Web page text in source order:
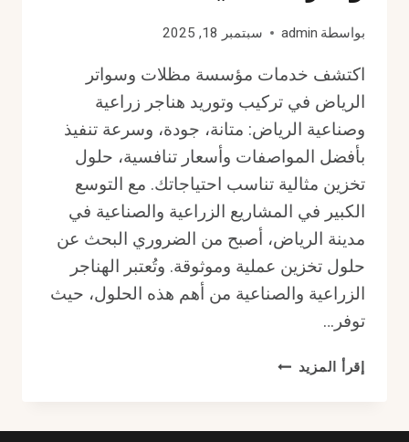
بواسطة admin سبتمبر 18, 2025
اكتشف خدمات مؤسسة مظلات وسواتر
الرياض في تركيب وتوريد هناجر زراعية
وصناعية الرياض: متانة، جودة، وسرعة تنفيذ
بأفضل المواصفات وأسعار تنافسية، حلول
تخزين مثالية تناسب احتياجاتك. مع التوسع
الكبير في المشاريع الزراعية والصناعية في
مدينة الرياض، أصبح من الضروري البحث عن
حلول تخزين عملية وموثوقة. وتُعتبر الهناجر
الزراعية والصناعية من أهم هذه الحلول، حيث
توفر…
إقرأ المزيد هناجر
الرياض: